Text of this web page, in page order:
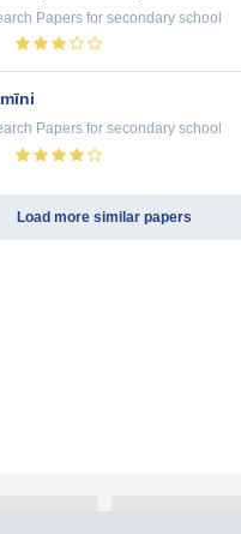
Papers for secondary school
Papers for secondary school
Load more similar papers